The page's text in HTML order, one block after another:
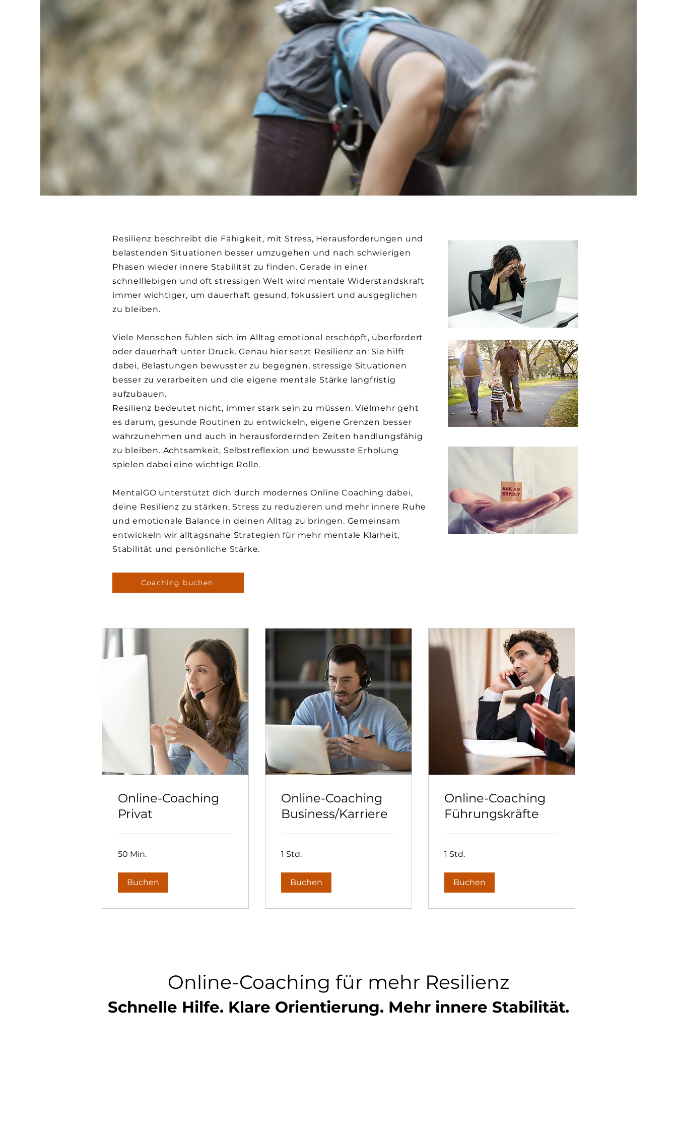
Resilienz beschreibt die Fähigkeit, mit Stress, Herausforderungen und
belastenden Situationen besser umzugehen und nach schwierigen
Phasen wieder innere Stabilität zu finden. Gerade in einer
schnelllebigen und oft stressigen Welt wird mentale Widerstandskraft
immer wichtiger, um dauerhaft gesund, fokussiert und ausgeglichen
zu bleiben.
Viele Menschen fühlen sich im Alltag emotional erschöpft, überfordert
oder dauerhaft unter Druck. Genau hier setzt Resilienz an: Sie hilft
dabei, Belastungen bewusster zu begegnen, stressige Situationen
besser zu verarbeiten und die eigene mentale Stärke langfristig
aufzubauen.
Resilienz bedeutet nicht, immer stark sein zu müssen. Vielmehr geht
es darum, gesunde Routinen zu entwickeln, eigene Grenzen besser
wahrzunehmen und auch in herausfordernden Zeiten handlungsfähig
zu bleiben. Achtsamkeit, Selbstreflexion und bewusste Erholung
spielen dabei eine wichtige Rolle.
MentalGO unterstützt dich durch modernes Online Coaching dabei,
deine Resilienz zu stärken, Stress zu reduzieren und mehr innere Ruhe
und emotionale Balance in deinen Alltag zu bringen. Gemeinsam
entwickeln wir alltagsnahe Strategien für mehr mentale Klarheit,
Stabilität und persönliche Stärke.
Coaching buchen
Online-Coaching
Privat
50 Min.
Buchen
Online-Coaching
Business/Karriere
1 Std.
Buchen
Online-Coaching
Führungskräfte
1 Std.
Buchen
Online-Coaching für mehr Resilienz
Schnelle Hilfe. Klare Orientierung. Mehr innere Stabilität.